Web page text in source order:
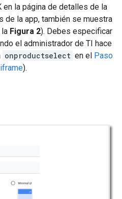
la página de detalles de la
de la app, también se muestra
Figura 2). Debes especificar
el administrador de TI hace
onproductselect en el Paso
).